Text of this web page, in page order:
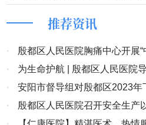
推荐资讯
·
殷都区人民医院胸痛中心开展
活动
·
为生命护航 | 殷都区人民医院
行，打通患者“生命线”
·
安阳市督导组对殷都区2023年
核
·
殷都区人民医院召开安全生产